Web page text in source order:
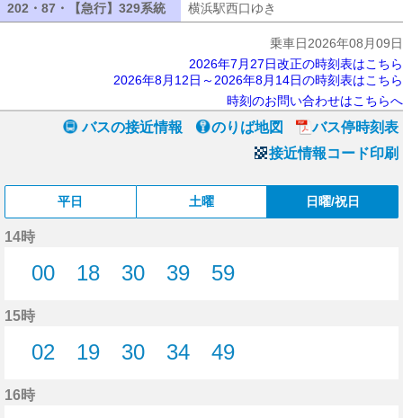
202・87・【急行】329系統 202・87・【急行】329系統
横浜駅西口ゆき
乗車日2026年08月09日
2026年7月27日改正の時刻表はこちら
2026年8月12日～2026年8月14日の時刻表はこちら
時刻のお問い合わせはこちらへ
バスの接近情報 のりば地図
バス停時刻表
接近情報コード印刷
平日 土曜 日曜/祝日
14時
00
18
30
39
59
15時
02
19
30
34
49
16時